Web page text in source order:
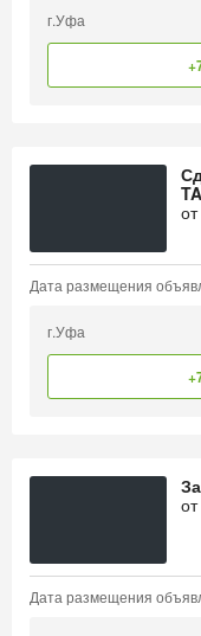
г.Уфа
от
Дата размещения
г.Уфа
от
Дата размещения